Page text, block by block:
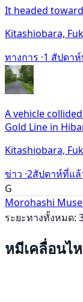
It headed
Kitashiobara,
ทางการ ·1 สัปดา
A vehicle
Gold Line in
Kitashiobara,
ข่าว ·2สัปดาห์ที่แล้
G
Morohashi
ระยะทางทั้งหมด:
หมีเคลื่อนไ